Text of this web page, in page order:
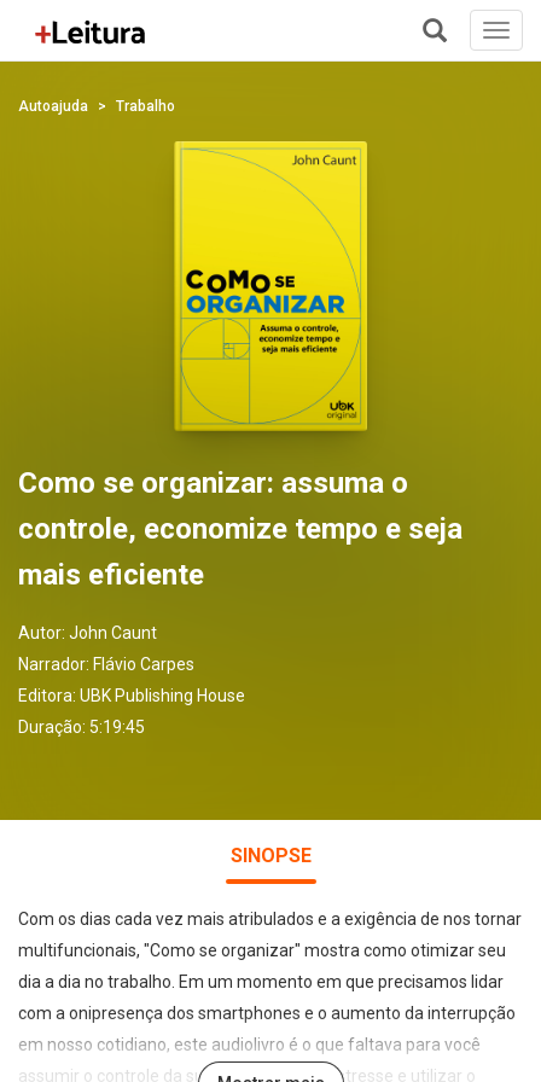
Autoajuda Trabalho
Como se organizar: assuma o
controle, economize tempo e seja
mais eficiente
Autor: John Caunt
Narrador: Flávio Carpes
Editora: UBK Publishing House
Duração: 5:19:45
SINOPSE
Com os dias cada vez mais atribulados e a exigência de nos tornar
multifuncionais, "Como se organizar" mostra como otimizar seu
dia a dia no trabalho. Em um momento em que precisamos lidar
com a onipresença dos smartphones e o aumento da interrupção
em nosso cotidiano, este audiolivro é o que faltava para você
assumir o controle da sua vida, reduzir o estresse e utilizar o